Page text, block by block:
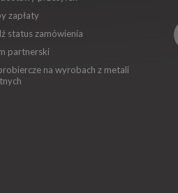
zapłaty
status zamówienia
partnerski
na wyrobach z metali